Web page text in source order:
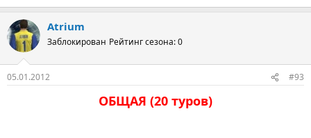
Atrium
Заблокирован Рейтинг сезона: 0
05.01.2012 #93
ОБЩАЯ (20 туров)